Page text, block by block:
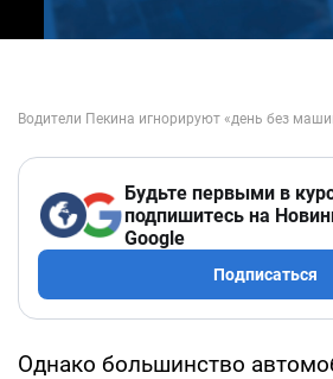
Будьте первыми в
подпишитесь на
Google
Подписаться
Однако большинство